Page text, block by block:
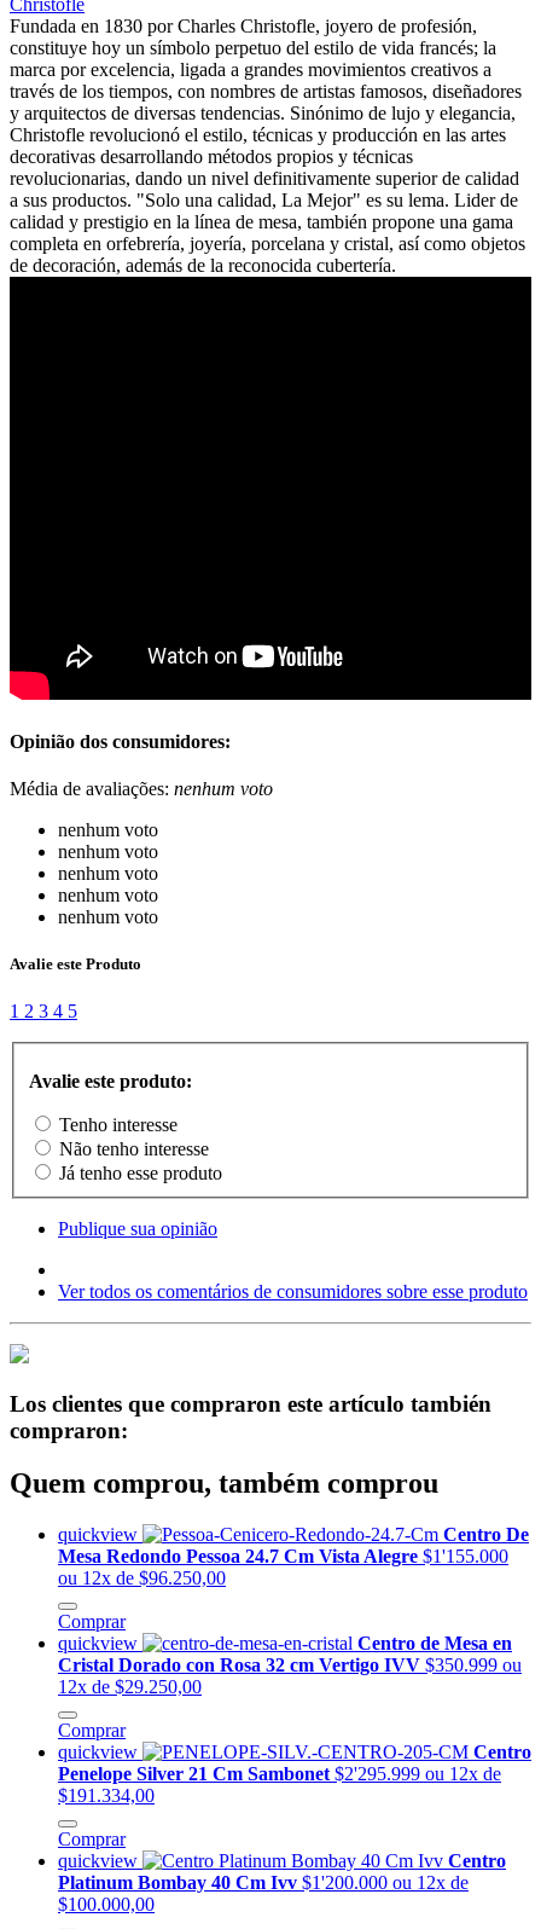
Christofle
Fundada en 1830 por Charles Christofle, joyero de profesión,
constituye hoy un símbolo perpetuo del estilo de vida francés; la
marca por excelencia, ligada a grandes movimientos creativos a
través de los tiempos, con nombres de artistas famosos, diseñadores
y arquitectos de diversas tendencias. Sinónimo de lujo y elegancia,
Christofle revolucionó el estilo, técnicas y producción en las artes
decorativas desarrollando métodos propios y técnicas
revolucionarias, dando un nivel definitivamente superior de calidad
a sus productos. "Solo una calidad, La Mejor" es su lema. Lider de
calidad y prestigio en la línea de mesa, también propone una gama
completa en orfebrería, joyería, porcelana y cristal, así como objetos
de decoración, además de la reconocida cubertería.
Opinião dos consumidores:
Média de avaliações: nenhum voto
nenhum voto
nenhum voto
nenhum voto
nenhum voto
nenhum voto
Avalie este Produto
1 2 3 4 5
Avalie este produto:
Tenho interesse
Não tenho interesse
Já tenho esse produto
Publique sua opinião
Ver todos os comentários de consumidores sobre esse produto
Los clientes que compraron este artículo también
compraron:
Quem comprou, também comprou
quickview
Centro De
Mesa Redondo Pessoa 24.7 Cm Vista Alegre $1'155.000
ou 12x de $96.250,00
Comprar
quickview
Centro de Mesa en
Cristal Dorado con Rosa 32 cm Vertigo IVV $350.999 ou
12x de $29.250,00
Comprar
quickview
Centro
Penelope Silver 21 Cm Sambonet $2'295.999 ou 12x de
$191.334,00
Comprar
quickview
Centro
Platinum Bombay 40 Cm Ivv $1'200.000 ou 12x de
$100.000,00